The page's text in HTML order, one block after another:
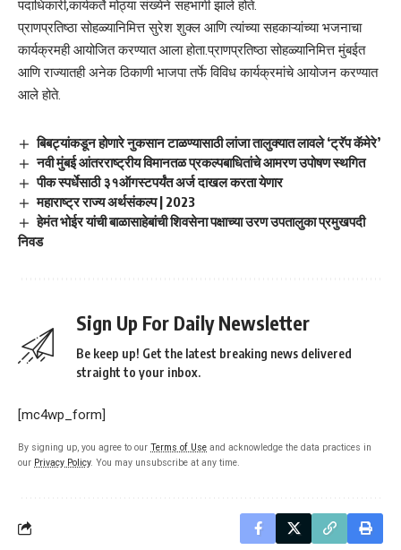
पदाधिकारी,कार्यकर्ते मोठ्या संख्येने सहभागी झाले होते.
प्राणप्रतिष्ठा सोहळ्यानिमित्त सुरेश शुक्ल आणि त्यांच्या सहकाऱ्यांच्या भजनाचा
कार्यक्रमही आयोजित करण्यात आला होता.प्राणप्रतिष्ठा सोहळ्यानिमित्त मुंबईत
आणि राज्यातही अनेक ठिकाणी भाजपा तर्फे विविध कार्यक्रमांचे आयोजन करण्यात
आले होते.
बिबट्यांकडून होणारे नुकसान टाळण्यासाठी लांजा तालुक्यात लावले ‘ट्रॅप कॅमेरे’
नवी मुंबई आंतरराष्ट्रीय विमानतळ प्रकल्पबाधितांचे आमरण उपोषण स्थगित
पीक स्पर्धेसाठी ३१ऑगस्टपर्यंत अर्ज दाखल करता येणार
महाराष्ट्र राज्य अर्थसंकल्प | 2023
हेमंत भोईर यांची बाळासाहेबांची शिवसेना पक्षाच्या उरण उपतालुका प्रमुखपदी
निवड
Sign Up For Daily Newsletter
Be keep up! Get the latest breaking news delivered
straight to your inbox.
[mc4wp_form]
By signing up, you agree to our Terms of Use and acknowledge the data practices in
our Privacy Policy. You may unsubscribe at any time.